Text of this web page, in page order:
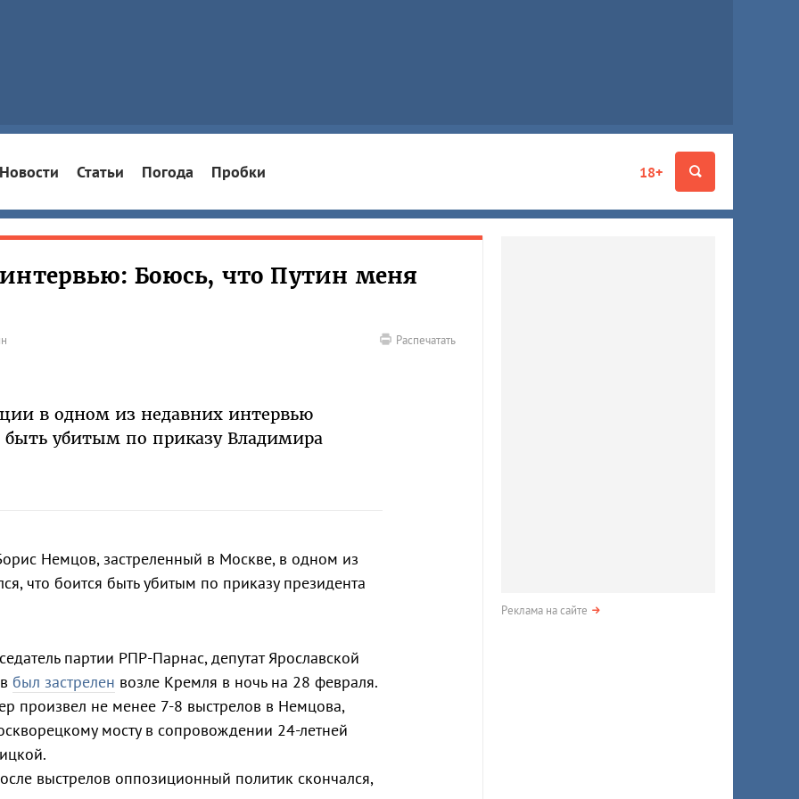
18+
Новости Статьи Погода Пробки
Боюсь, что Путин меня
Распечатать
в одном из недавних интервью
быть убитым по приказу Владимира
Немцов, застреленный в Москве, в одном из
что боится быть убитым по приказу президента
партии РПР-Парнас, депутат Ярославской
был застрелен возле Кремля в ночь на 28 февраля.
произвел не менее 7-8 выстрелов в Немцова,
мосту в сопровождении 24-летней
выстрелов оппозиционный политик скончался,
Реклама на сайте